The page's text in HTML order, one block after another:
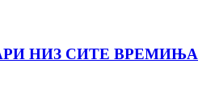
НИЗ СИТЕ ВРЕМИЊА